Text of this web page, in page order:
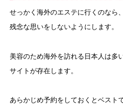
せっかく海外のエステに行くのなら
残念な思いをしないようにします。
美容のため海外を訪れる日本人は多
サイトが存在します。
あらかじめ予約をしておくとベスト